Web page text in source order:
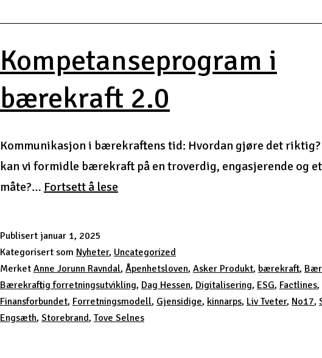
Kompetanseprogram i
bærekraft 2.0
Kommunikasjon i bærekraftens tid: Hvordan gjøre det
kan vi formidle bærekraft på en troverdig, engasjerende og
måte?… Fortsett å leseKompetanseprogram
2.0
Publisert januar 1, 2025
Kategorisert som Nyheter, Uncategorized
Merket Anne Jorunn Ravndal, Åpenhetsloven, Asker Produkt, bærekraft,
Bærekraftig forretningsutvikling, Dag Hessen, Digitalisering, ESG, Factlines,
Finansforbundet, Forretningsmodell, Gjensidige, kinnarps, Liv Tveter, No17,
Engsæth, Storebrand, Tove Selnes